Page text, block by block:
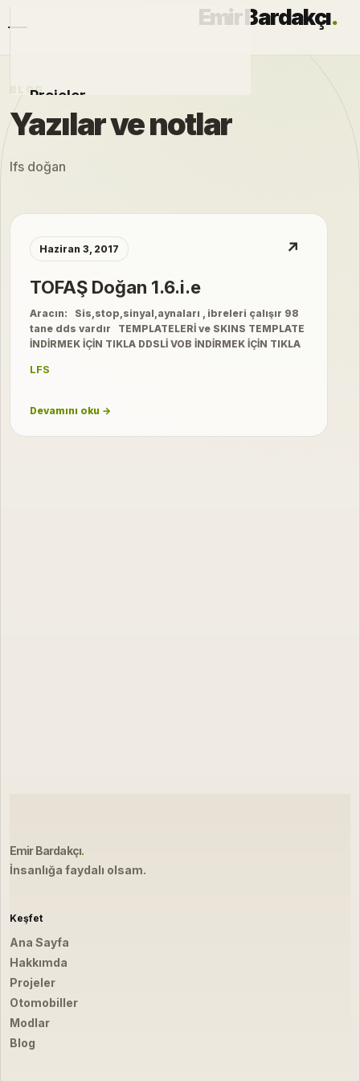
Emir Bardakçı.
Projeler
Otomobiller
Modlar
Hakkımda
Blog
BLOG
Yazılar ve notlar
lfs doğan
Haziran 3, 2017 ↗
TOFAŞ Doğan 1.6.i.e
Aracın: Sis,stop,sinyal,aynaları , ibreleri çalışır 98
tane dds vardır TEMPLATELERİ ve SKINS TEMPLATE
İNDİRMEK İÇİN TIKLA DDSLİ VOB İNDİRMEK İÇİN TIKLA
LFS
Devamını oku →
Emir Bardakçı.
İnsanlığa faydalı olsam.
Keşfet
Ana Sayfa
Hakkımda
Projeler
Otomobiller
Modlar
Blog